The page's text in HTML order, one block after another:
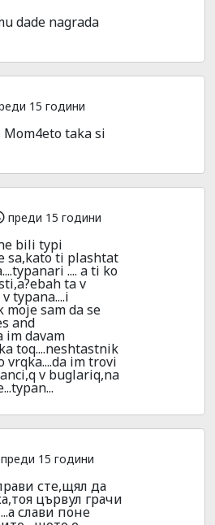
dade nagrada
15 години
taka si
преди 15 години
bili typi
sa,kato ti plashtat
.... a ti ko
ta v
typana....i
moje sam da se
and
im davam
toq....neshtastnik
vrqka....da im trovi
v buglariq,na
преди 15 години
сте,щял да
цървул грачи
слави поне